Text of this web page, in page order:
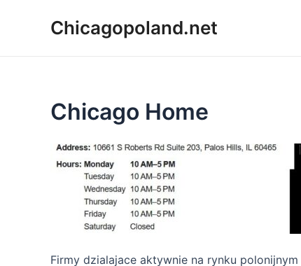
Chicagopoland.net
Chicago Home
Firmy dzialajace aktywnie na rynku